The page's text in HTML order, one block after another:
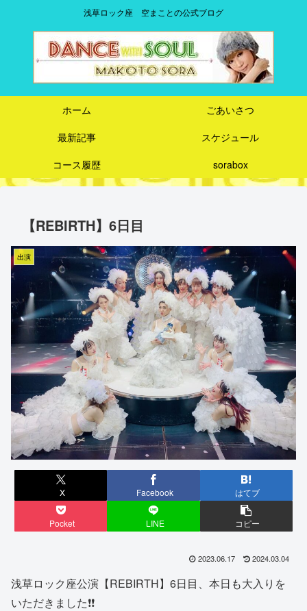
浅草ロック座 空まことの公式ブログ
ホーム
ごあいさつ
最新記事
スケジュール
コース履歴
sorabox
【REBIRTH】6日目
出演
X Facebook はてブ
Pocket LINE コピー
2023.06.17 2024.03.04
浅草ロック座公演【REBIRTH】6日目、本日も大入りを
いただきました❗️❗️